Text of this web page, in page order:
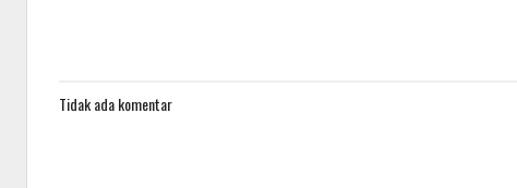
Tidak ada komentar